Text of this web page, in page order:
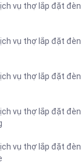
vụ thợ lắp đặt đèn
vụ thợ lắp đặt đèn
vụ thợ lắp đặt đèn
vụ thợ lắp đặt đèn
vụ thợ lắp đặt đèn